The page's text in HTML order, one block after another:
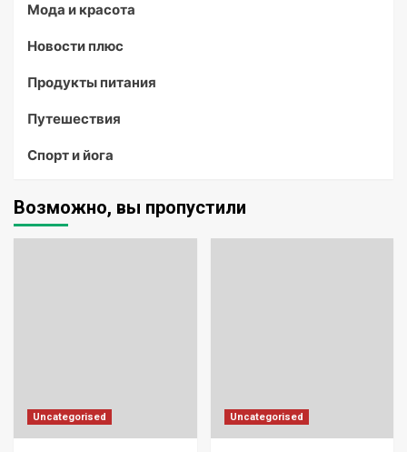
Мода и красота
Новости плюс
Продукты питания
Путешествия
Спорт и йога
Возможно, вы пропустили
Uncategorised Uncategorised